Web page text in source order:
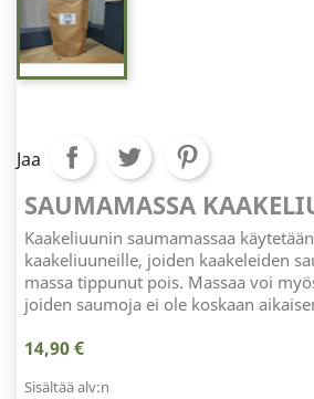
Jaa
SAUMAMASSA
Kaakeliuunin saumamassaa
kaakeliuuneille, joiden kaakeleiden
massa tippunut pois. Massaa voi
joiden saumoja ei ole koskaan
14,90 €
Sisältää alv:n